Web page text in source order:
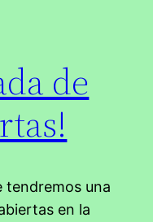
de
tendremos una
en la